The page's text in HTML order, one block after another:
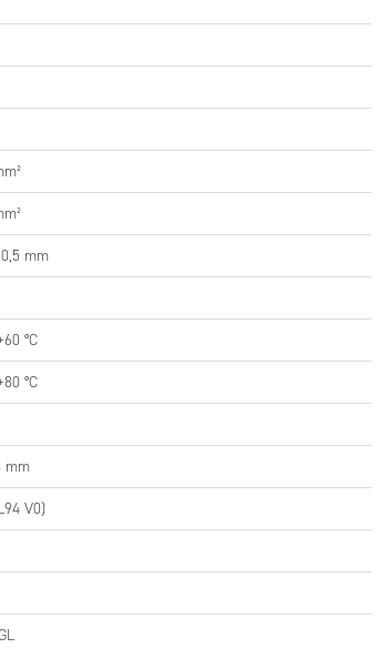
BESTILLINGSNUMMER
Bestillingsnummer Beskrivelse
Skrutilkobling
mm
°C
°C
mm
V0)